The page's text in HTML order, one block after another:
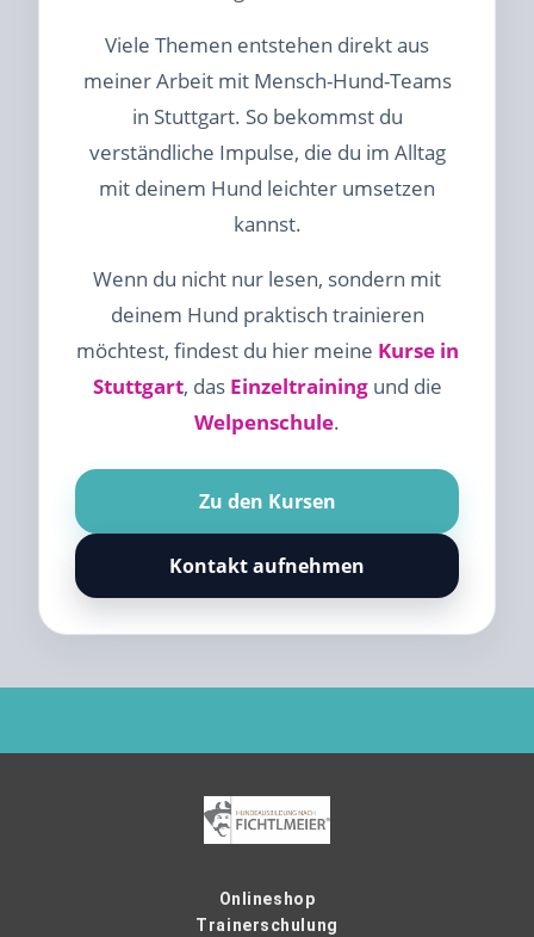
Viele Themen entstehen direkt aus
meiner Arbeit mit Mensch-Hund-Teams
in Stuttgart. So bekommst du
verständliche Impulse, die du im Alltag
mit deinem Hund leichter umsetzen
kannst.
Wenn du nicht nur lesen, sondern mit
deinem Hund praktisch trainieren
möchtest, findest du hier meine Kurse in
Stuttgart, das Einzeltrainingund die
Welpenschule.
Zu den Kursen
Kontakt aufnehmen
Onlineshop
Trainerschulung